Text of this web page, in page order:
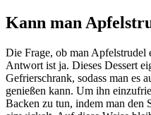
Kann man
Die Frage, ob man
Antwort ist ja. Dieses Dessert
Gefrierschrank, sodass man es
genießen kann. Um ihn
Backen zu tun, indem man den